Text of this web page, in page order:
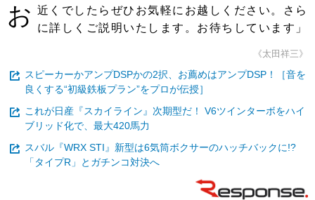
お 近くでしたらぜひお気軽にお越しください。さら
に詳しくご説明いたします。お待ちしています」
《太田祥三》
スピーカーかアンプDSPかの2択、お薦めはアンプDSP！［音を
良くする“初級鉄板プラン”をプロが伝授］
これが日産『スカイライン』次期型だ！ V6ツインターボをハイ
ブリッド化で、最大420馬力
スバル『WRX STI』新型は6気筒ボクサーのハッチバックに!?
「タイプR」とガチンコ対決へ